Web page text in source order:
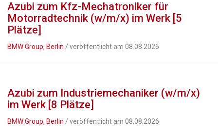
Azubi zum Kfz-Mechatroniker für
Motorradtechnik (w/m/x) im Werk [5
Plätze]
BMW Group, Berlin / veröffentlicht am 08.08.2026
Azubi zum Industriemechaniker (w/m/x)
im Werk [8 Plätze]
BMW Group, Berlin / veröffentlicht am 08.08.2026